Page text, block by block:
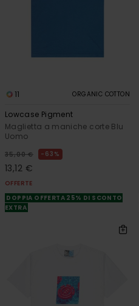
11 ORGANIC COTTON
Lowcase Pigment
Maglietta a maniche corte Blu
Uomo
35,00 € 63%
13,12 €
OFFERTE
DOPPIA OFFERTA 25% DI SCONTO
EXTRA